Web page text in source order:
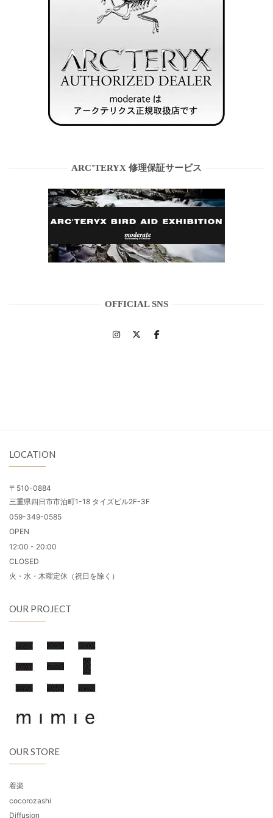
ARC’TERYX 修理保証サービス
OFFICIAL SNS
LOCATION
〒510-0884
三重県四日市市泊町1-18 タイズビル2F-3F
059-349-0585
OPEN
12:00 - 20:00
CLOSED
火・水・木曜定休（祝日を除く）
OUR PROJECT
OUR STORE
着楽
cocorozashi
Diffusion